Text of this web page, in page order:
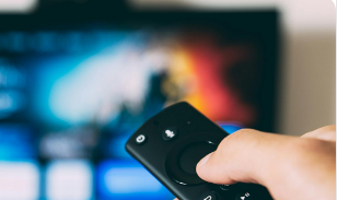
y
e
u
n
c